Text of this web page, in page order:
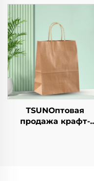
салатов, закусок,
суши, пиццы, хлеба,
конфет, шоколада
или гамбургеров —
для общепита и
крафтовых целей
TSUNОптовая
продажа крафт-